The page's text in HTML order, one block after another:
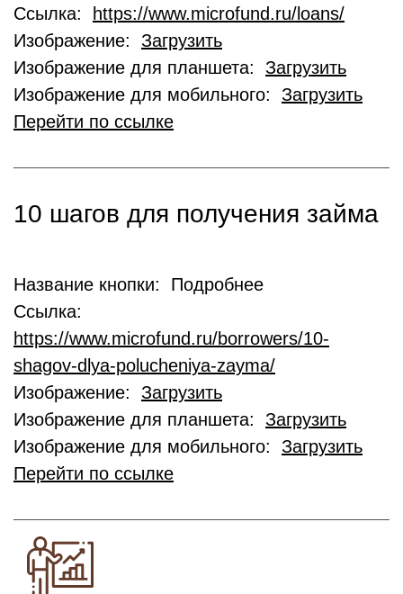
Ссылка:
https://www.microfund.ru/loans/
Изображение: Загрузить
Изображение для планшета: Загрузить
Изображение для мобильного: Загрузить
Перейти по ссылке
10 шагов для получения займа
Название кнопки: Подробнее
Ссылка:
https://www.microfund.ru/borrowers/10-
shagov-dlya-polucheniya-zayma/
Изображение: Загрузить
Изображение для планшета: Загрузить
Изображение для мобильного: Загрузить
Перейти по ссылке